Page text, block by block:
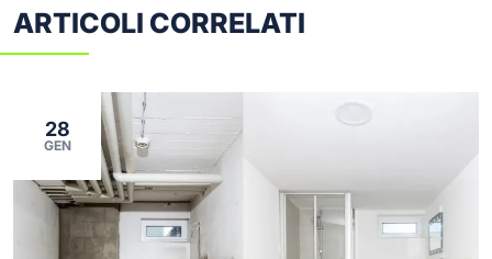
ARTICOLI CORRELATI
28
GEN